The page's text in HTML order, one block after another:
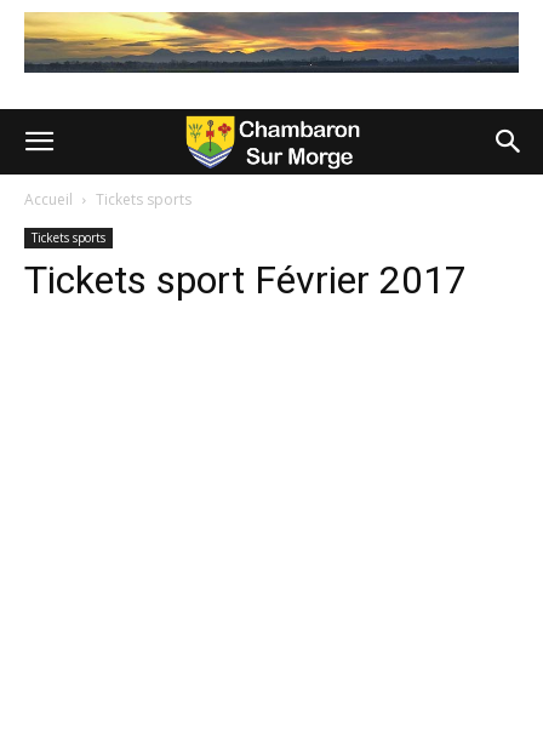
Accueil Tickets sports
Tickets sports
Tickets sport Février 2017